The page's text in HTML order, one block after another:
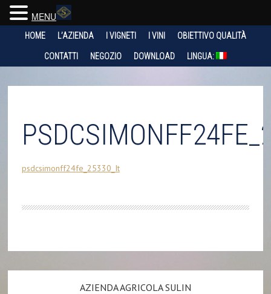
HOME L’AZIENDA I VIGNETI I VINI OBIETTIVO QUALITÀ
CONTATTI NEGOZIO DOWNLOAD LINGUA:
psdcsimonff24fe_25330_It
AZIENDA AGRICOLA SULIN
MENU